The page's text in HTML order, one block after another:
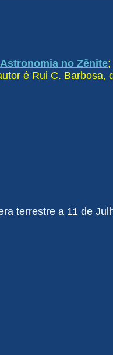
Astronomia no Zênite;
é Rui C. Barbosa,
terrestre a 11 de